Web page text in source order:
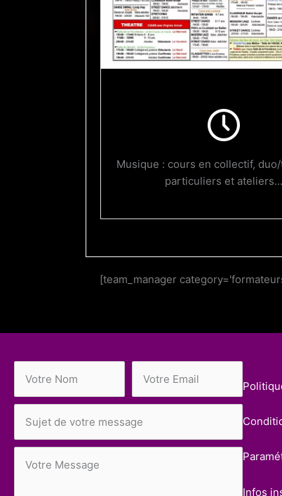
Musique : cours en collectif,
particuliers et ateliers...
Jours et horaires fixés en
disponibilités, âge, niveau et
Infos Inscriptions
[team_manager
Infos